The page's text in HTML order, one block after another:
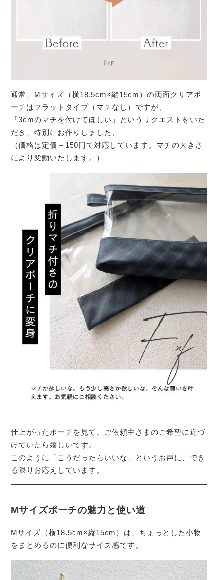
通常、Mサイズ（横18.5cm×縦15cm）の両面クリアポ
ーチはフラットタイプ（マチなし）ですが、
「3cmのマチを付けてほしい」というリクエストをいた
だき、特別にお作りしました。
（価格は定価＋150円で対応しています。マチの大きさ
により変動いたします。）
仕上がったポーチを見て、ご依頼主さまのご希望に近づ
けていたら嬉しいです。
このように「こうだったらいいな」というお声に、でき
る限りお応えしています。
Mサイズポーチの魅力と使い道
Mサイズ（横18.5cm×縦15cm）は、ちょっとした小物
をまとめるのに便利なサイズ感です。